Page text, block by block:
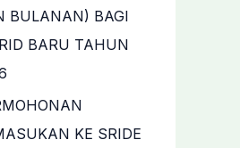
BULANAN) BAGI
BARU TAHUN
KE SRIDE